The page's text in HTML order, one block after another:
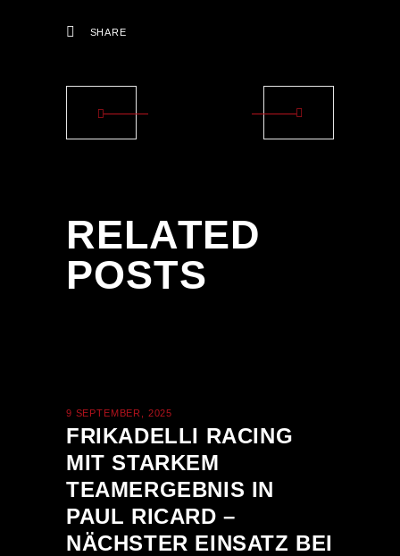
SHARE
RELATED
POSTS
9 SEPTEMBER, 2025
FRIKADELLI RACING
MIT STARKEM
TEAMERGEBNIS IN
PAUL RICARD –
NÄCHSTER EINSATZ BEI